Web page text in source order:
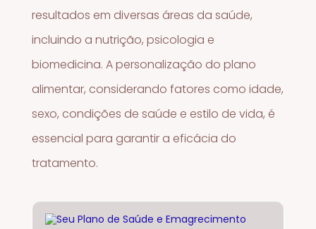
resultados em diversas áreas da saúde,
incluindo a nutrição, psicologia e
biomedicina. A personalização do plano
alimentar, considerando fatores como idade,
sexo, condições de saúde e estilo de vida, é
essencial para garantir a eficácia do
tratamento.